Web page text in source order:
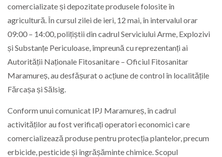
comercializate și depozitate produsele folosite în
agricultură. În cursul zilei de ieri, 12 mai, în intervalul orar
09:00 – 14:00, polițiștii din cadrul Serviciului Arme, Explozivi
și Substanțe Periculoase, împreună cu reprezentanți ai
Autorității Naționale Fitosanitare – Oficiul Fitosanitar
Maramureș, au desfășurat o acțiune de control în localitățile
Fărcașa și Sălsig.
Conform unui comunicat IPJ Maramureș, în cadrul
activităților au fost verificați operatori economici care
comercializează produse pentru protecția plantelor, precum
erbicide, pesticide și îngrășăminte chimice. Scopul